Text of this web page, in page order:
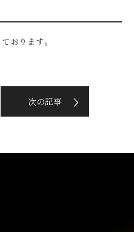
おります。
次の記事